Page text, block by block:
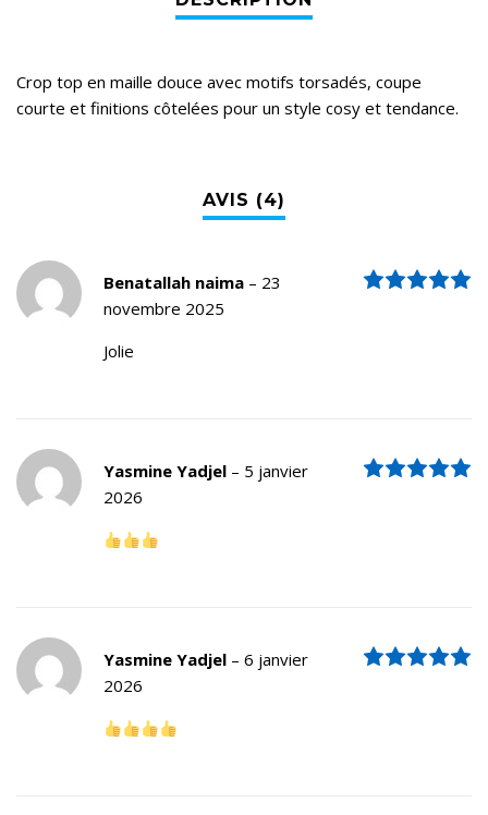
Crop top en maille douce avec motifs torsadés, coupe
courte et finitions côtelées pour un style cosy et tendance.
Benatallah naima – 23
novembre 2025
Jolie
Yasmine Yadjel – 5 janvier
2026
Yasmine Yadjel – 6 janvier
2026